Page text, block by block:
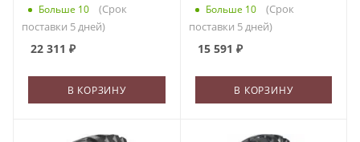
Больше 10
(Срок
поставки 5 дней)
22 311 ₽
В КОРЗИНУ
Больше 10
(Срок
поставки 5 дней)
15 591 ₽
В КОРЗИНУ